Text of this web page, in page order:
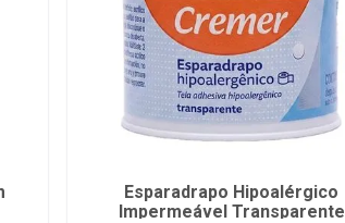
Esparadrapo Hipoalérgico
Impermeável Transparente